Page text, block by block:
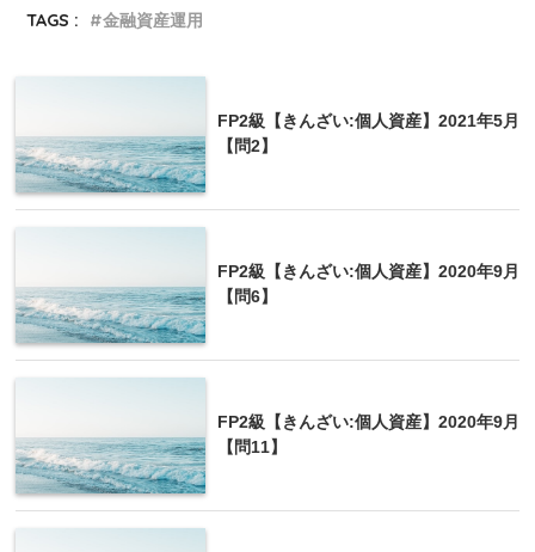
配当性向
自己資本比率
自己資本(純資産)÷総資本(負
TAGS :
金融資産運用
FP2級【きんざい:個人資産】2021年5月
【問2】
FP2級【きんざい:個人資産】2020年9月
【問6】
FP2級【きんざい:個人資産】2020年9月
【問11】